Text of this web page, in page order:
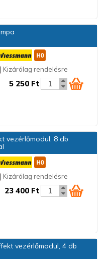
Kizárólag rendelésre
5 250 Ft
vezérlőmodul, 8 db
Kizárólag rendelésre
23 400 Ft
vezérlőmodul, 4 db